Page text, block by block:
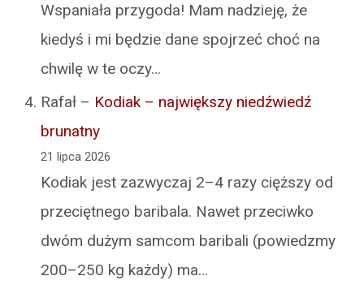
Wspaniała przygoda! Mam nadzieję, że
kiedyś i mi będzie dane spojrzeć choć na
chwilę w te oczy…
Rafał – Kodiak – największy niedźwiedź
brunatny
21 lipca 2026
Kodiak jest zazwyczaj 2–4 razy cięższy od
przeciętnego baribala. Nawet przeciwko
dwóm dużym samcom baribali (powiedzmy
200–250 kg każdy) ma…